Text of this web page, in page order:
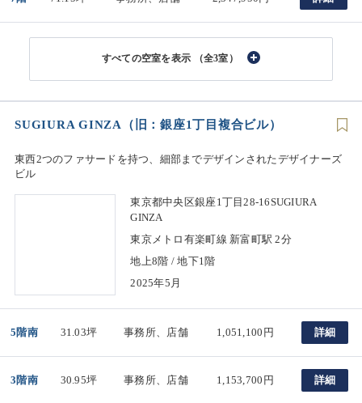
（全3室）
SUGIURA GINZA（旧：銀座1丁目複合ビル）
東西2つのファサードを持つ、細部までデザインされたデザイナーズ
ビル
東京都中央区銀座1丁目28-16SUGIURA
GINZA
東京メトロ有楽町線 新富町駅 2分
地上8階 / 地下1階
2025年5月
5階南 31.03坪 事務所、店舗 1,051,100円 詳細
3階南 30.95坪 事務所、店舗 1,153,700円 詳細